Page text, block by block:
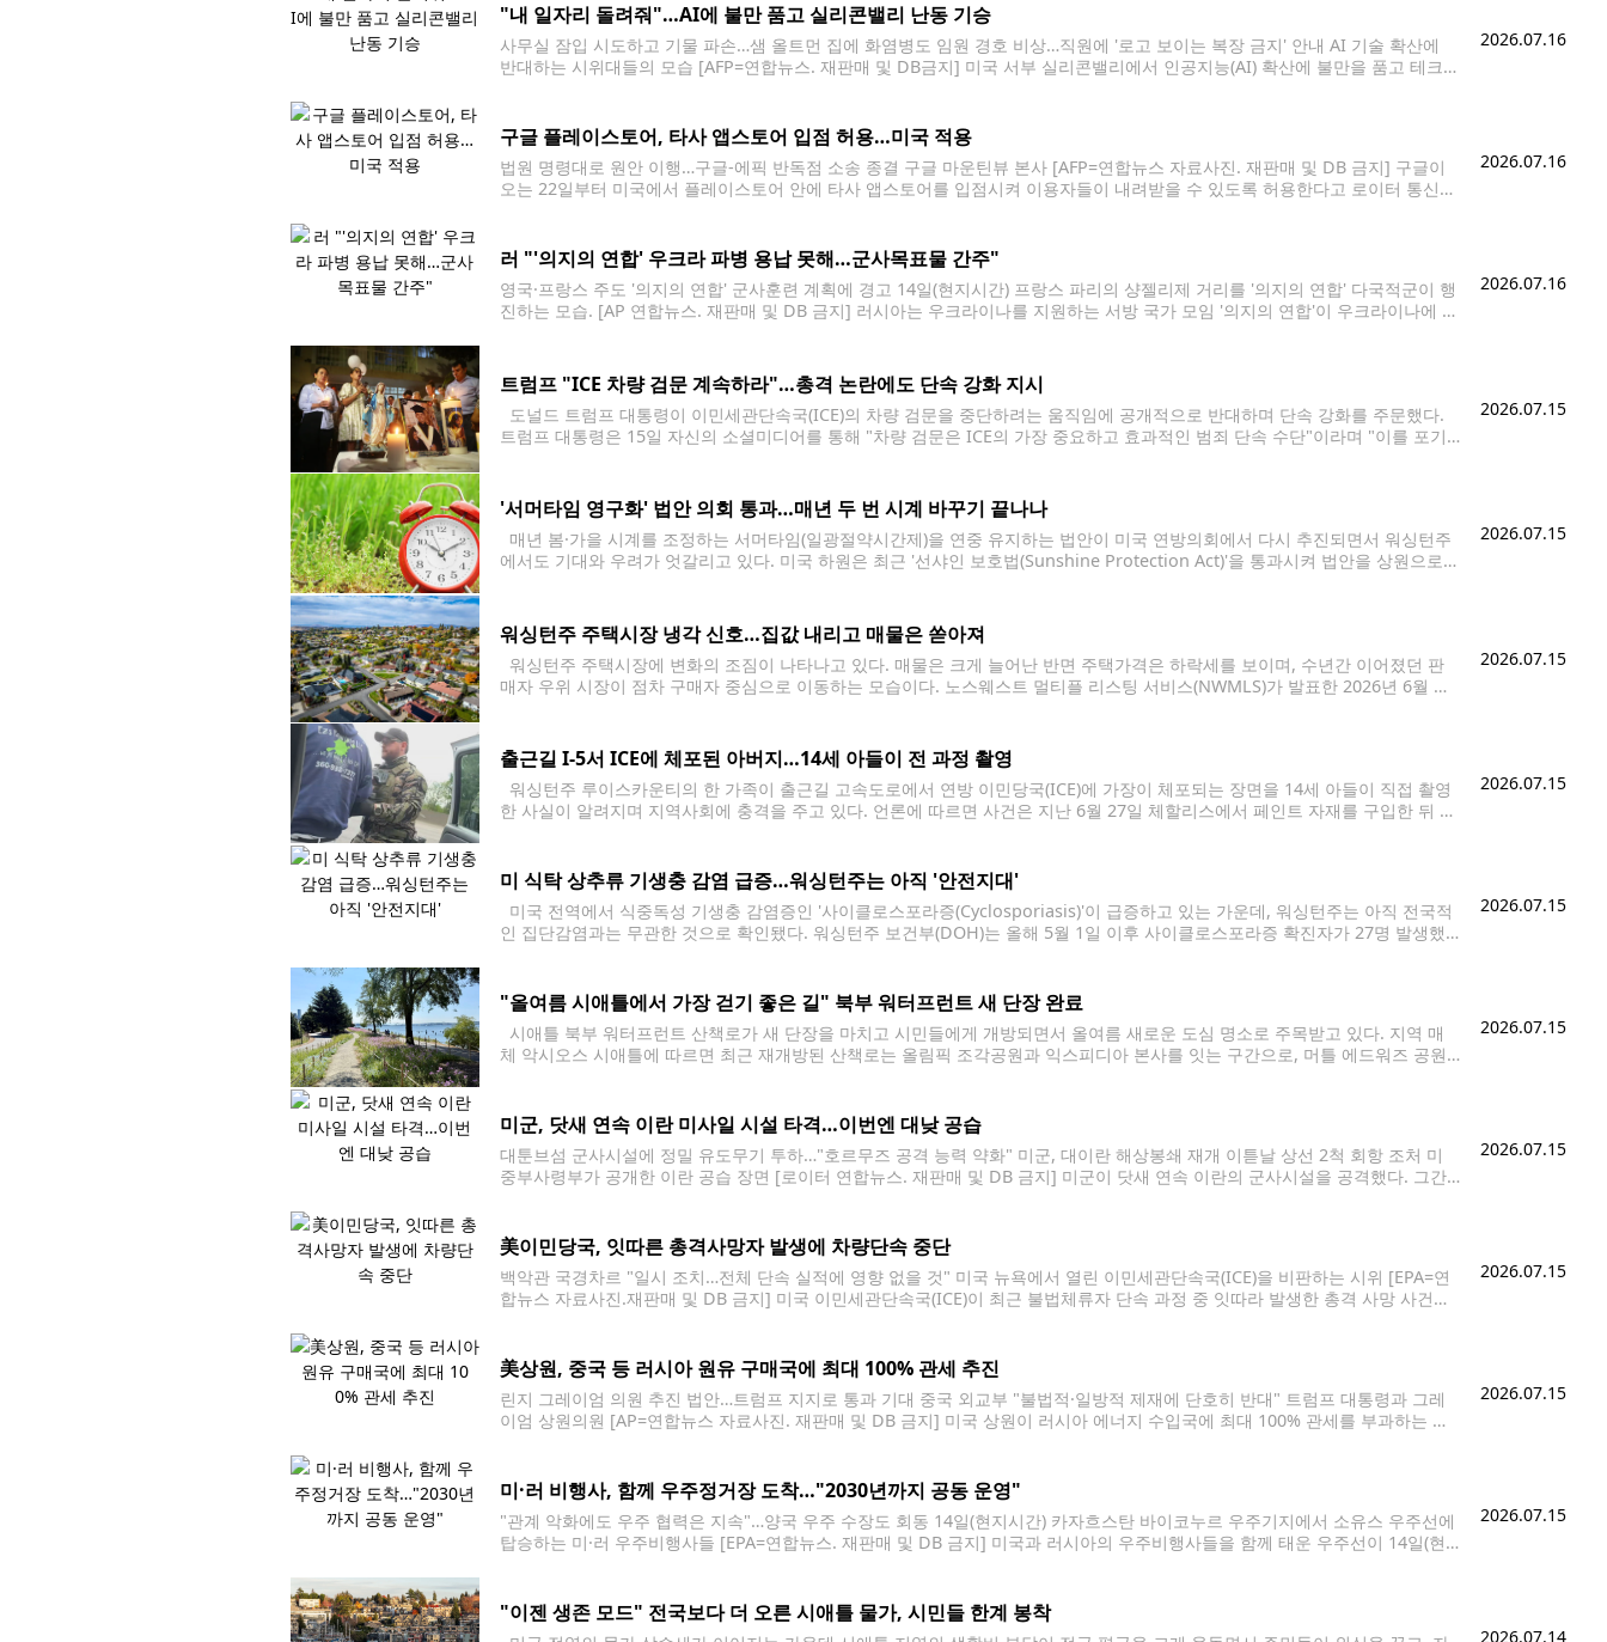
"내 일자리 돌려줘"…AI에 불만 품고 실리콘밸리 난동 기승
사무실 잠입 시도하고 기물 파손…샘 올트먼 집에 화염병도 임원 경호 비상…직원에 '로고 보이는 복장 금지' 안내 AI 기술 확산에
반대하는 시위대들의 모습 [AFP=연합뉴스. 재판매 및 DB금지] 미국 서부 실리콘밸리에서 인공지능(AI) 확산에 불만을 품고 테크
2026.07.16
구글 플레이스토어, 타사 앱스토어 입점 허용…미국 적용
법원 명령대로 원안 이행…구글-에픽 반독점 소송 종결 구글 마운틴뷰 본사 [AFP=연합뉴스 자료사진. 재판매 및 DB 금지] 구글이
오는 22일부터 미국에서 플레이스토어 안에 타사 앱스토어를 입점시켜 이용자들이 내려받을 수 있도록 허용한다고 로이터 통신
2026.07.16
러 "'의지의 연합' 우크라 파병 용납 못해…군사목표물 간주"
영국·프랑스 주도 '의지의 연합' 군사훈련 계획에 경고 14일(현지시간) 프랑스 파리의 샹젤리제 거리를 '의지의 연합' 다국적군이 행
진하는 모습. [AP 연합뉴스. 재판매 및 DB 금지] 러시아는 우크라이나를 지원하는 서방 국가 모임 '의지의 연합'이 우크라이나에 파
2026.07.16
트럼프 "ICE 차량 검문 계속하라"…총격 논란에도 단속 강화 지시
도널드 트럼프 대통령이 이민세관단속국(ICE)의 차량 검문을 중단하려는 움직임에 공개적으로 반대하며 단속 강화를 주문했다.
트럼프 대통령은 15일 자신의 소셜미디어를 통해 "차량 검문은 ICE의 가장 중요하고 효과적인 범죄 단속 수단"이라며 "이를 포기
2026.07.15
'서머타임 영구화' 법안 의회 통과…매년 두 번 시계 바꾸기 끝나나
매년 봄·가을 시계를 조정하는 서머타임(일광절약시간제)을 연중 유지하는 법안이 미국 연방의회에서 다시 추진되면서 워싱턴주
에서도 기대와 우려가 엇갈리고 있다. 미국 하원은 최근 '선샤인 보호법(Sunshine Protection Act)'을 통과시켜 법안을 상원으로
2026.07.15
워싱턴주 주택시장 냉각 신호…집값 내리고 매물은 쏟아져
워싱턴주 주택시장에 변화의 조짐이 나타나고 있다. 매물은 크게 늘어난 반면 주택가격은 하락세를 보이며, 수년간 이어졌던 판
매자 우위 시장이 점차 구매자 중심으로 이동하는 모습이다. 노스웨스트 멀티플 리스팅 서비스(NWMLS)가 발표한 2026년 6월 시
2026.07.15
출근길 I-5서 ICE에 체포된 아버지…14세 아들이 전 과정 촬영
워싱턴주 루이스카운티의 한 가족이 출근길 고속도로에서 연방 이민당국(ICE)에 가장이 체포되는 장면을 14세 아들이 직접 촬영
한 사실이 알려지며 지역사회에 충격을 주고 있다. 언론에 따르면 사건은 지난 6월 27일 체할리스에서 페인트 자재를 구입한 뒤 일
2026.07.15
미 식탁 상추류 기생충 감염 급증…워싱턴주는 아직 '안전지대'
미국 전역에서 식중독성 기생충 감염증인 '사이클로스포라증(Cyclosporiasis)'이 급증하고 있는 가운데, 워싱턴주는 아직 전국적
인 집단감염과는 무관한 것으로 확인됐다. 워싱턴주 보건부(DOH)는 올해 5월 1일 이후 사이클로스포라증 확진자가 27명 발생했
2026.07.15
"올여름 시애틀에서 가장 걷기 좋은 길" 북부 워터프런트 새 단장 완료
시애틀 북부 워터프런트 산책로가 새 단장을 마치고 시민들에게 개방되면서 올여름 새로운 도심 명소로 주목받고 있다. 지역 매
체 악시오스 시애틀에 따르면 최근 재개방된 산책로는 올림픽 조각공원과 익스피디아 본사를 잇는 구간으로, 머틀 에드워즈 공원
2026.07.15
미군, 닷새 연속 이란 미사일 시설 타격…이번엔 대낮 공습
대툰브섬 군사시설에 정밀 유도무기 투하…"호르무즈 공격 능력 약화" 미군, 대이란 해상봉쇄 재개 이튿날 상선 2척 회항 조처 미
중부사령부가 공개한 이란 공습 장면 [로이터 연합뉴스. 재판매 및 DB 금지] 미군이 닷새 연속 이란의 군사시설을 공격했다. 그간
2026.07.15
美이민당국, 잇따른 총격사망자 발생에 차량단속 중단
백악관 국경차르 "일시 조치…전체 단속 실적에 영향 없을 것" 미국 뉴욕에서 열린 이민세관단속국(ICE)을 비판하는 시위 [EPA=연
합뉴스 자료사진.재판매 및 DB 금지] 미국 이민세관단속국(ICE)이 최근 불법체류자 단속 과정 중 잇따라 발생한 총격 사망 사건의
2026.07.15
美상원, 중국 등 러시아 원유 구매국에 최대 100% 관세 추진
린지 그레이엄 의원 추진 법안…트럼프 지지로 통과 기대 중국 외교부 "불법적·일방적 제재에 단호히 반대" 트럼프 대통령과 그레
이엄 상원의원 [AP=연합뉴스 자료사진. 재판매 및 DB 금지] 미국 상원이 러시아 에너지 수입국에 최대 100% 관세를 부과하는 대
2026.07.15
미·러 비행사, 함께 우주정거장 도착…"2030년까지 공동 운영"
"관계 악화에도 우주 협력은 지속"…양국 우주 수장도 회동 14일(현지시간) 카자흐스탄 바이코누르 우주기지에서 소유스 우주선에
탑승하는 미·러 우주비행사들 [EPA=연합뉴스. 재판매 및 DB 금지] 미국과 러시아의 우주비행사들을 함께 태운 우주선이 14일(현
2026.07.15
"이젠 생존 모드" 전국보다 더 오른 시애틀 물가, 시민들 한계 봉착
2026.07.14